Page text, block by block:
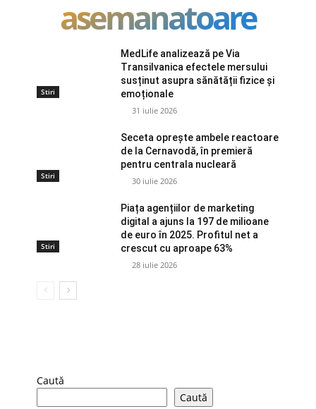
asemanatoare
Stiri
MedLife analizează pe Via
Transilvanica efectele mersului
susținut asupra sănătății fizice și
emoționale
31 iulie 2026
Stiri
Seceta oprește ambele reactoare
de la Cernavodă, în premieră
pentru centrala nucleară
30 iulie 2026
Stiri
Piața agențiilor de marketing
digital a ajuns la 197 de milioane
de euro în 2025. Profitul net a
crescut cu aproape 63%
28 iulie 2026
Caută
Caută